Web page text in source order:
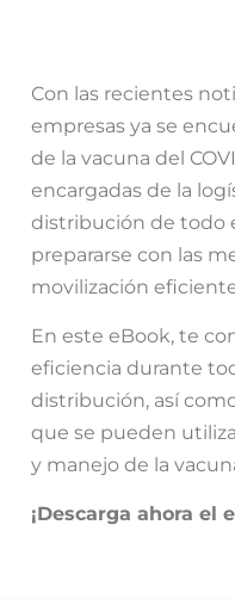
Con las recientes
empresas ya se
de la vacuna del
encargadas de la
distribución de todo
prepararse con las
movilización
En este eBook, te
eficiencia durante
distribución, así
que se pueden
y manejo de la
¡Descarga ahora el